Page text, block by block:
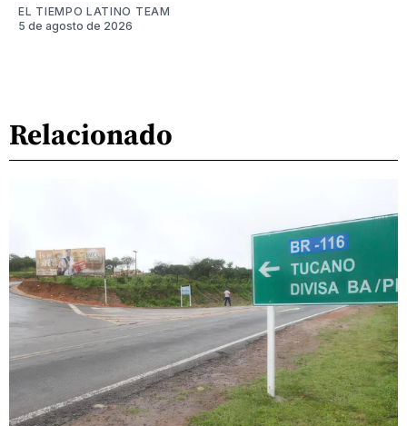
EL TIEMPO LATINO TEAM
5 de agosto de 2026
Relacionado